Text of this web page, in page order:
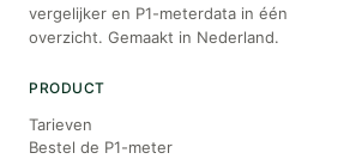
vergelijker en P1-meterdata in één
overzicht. Gemaakt in Nederland.
PRODUCT
Tarieven
Bestel de P1-meter